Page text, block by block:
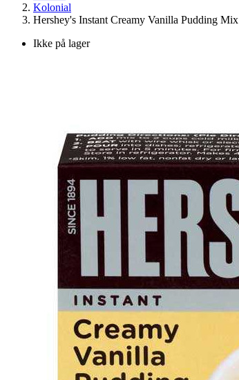
Kolonial
Hershey's Instant Creamy Vanilla Pudding Mix
Ikke på lager